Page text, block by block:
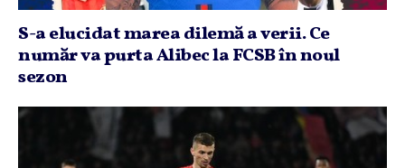
S-a elucidat marea dilemă a verii. Ce
număr va purta Alibec la FCSB în noul
sezon